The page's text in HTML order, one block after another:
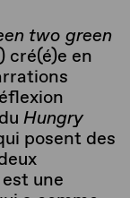
two green
cré(é)e en
Hungry
posent des
une